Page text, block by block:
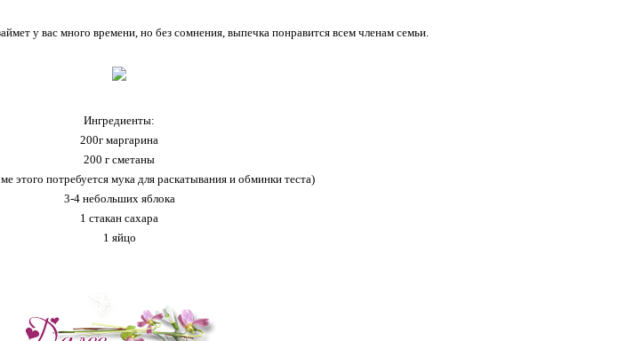
у вас много времени, но без сомнения, выпечка понравится всем членам семьи.
Ингредиенты:
200г маргарина
200 г сметаны
этого потребуется мука для раскатывания и обминки теста)
3-4 небольших яблока
1 стакан сахара
1 яйцо